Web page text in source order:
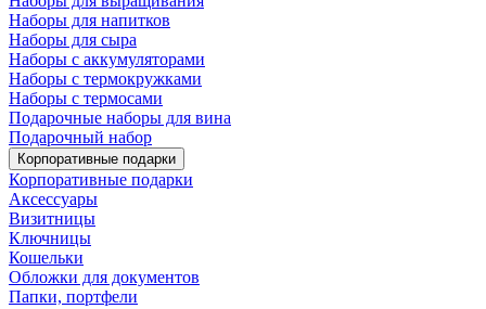
Наборы для напитков
Наборы для сыра
Наборы с аккумуляторами
Наборы с термокружками
Наборы с термосами
Подарочные наборы для вина
Подарочный набор
Корпоративные подарки
Корпоративные подарки
Аксессуары
Визитницы
Ключницы
Кошельки
Обложки для документов
Папки, портфели